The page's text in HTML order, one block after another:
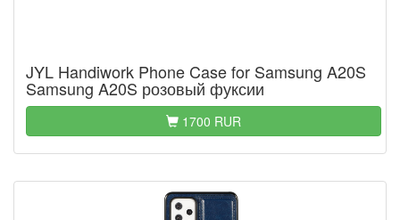
JYL Handiwork Phone Case for Samsung A20S
Samsung A20S розовый фуксии
1700 RUR